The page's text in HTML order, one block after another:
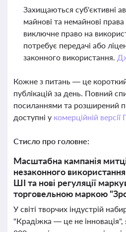
Захищаються суб'єктивні
майнові та немайнові
виключне право на
потребує передачі або
законного використання.
Кожне з питань — це
публікацій за день. Повний
посиланнями та розширений
доступні у комерційній
Стисло про головне:
Масштабна кампанія
незаконного
ШІ та нові регуляції
торговельною маркою
У світі творчих індустрій
"Крадіжка — це не